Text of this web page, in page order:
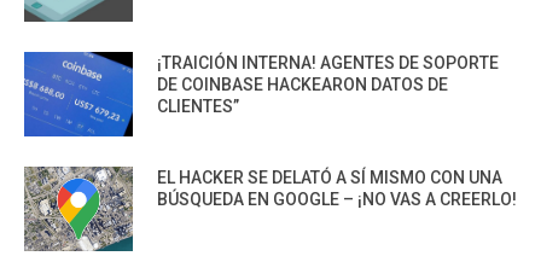
¡TRAICIÓN INTERNA! AGENTES DE SOPORTE
DE COINBASE HACKEARON DATOS DE
CLIENTES”
EL HACKER SE DELATÓ A SÍ MISMO CON UNA
BÚSQUEDA EN GOOGLE – ¡NO VAS A CREERLO!